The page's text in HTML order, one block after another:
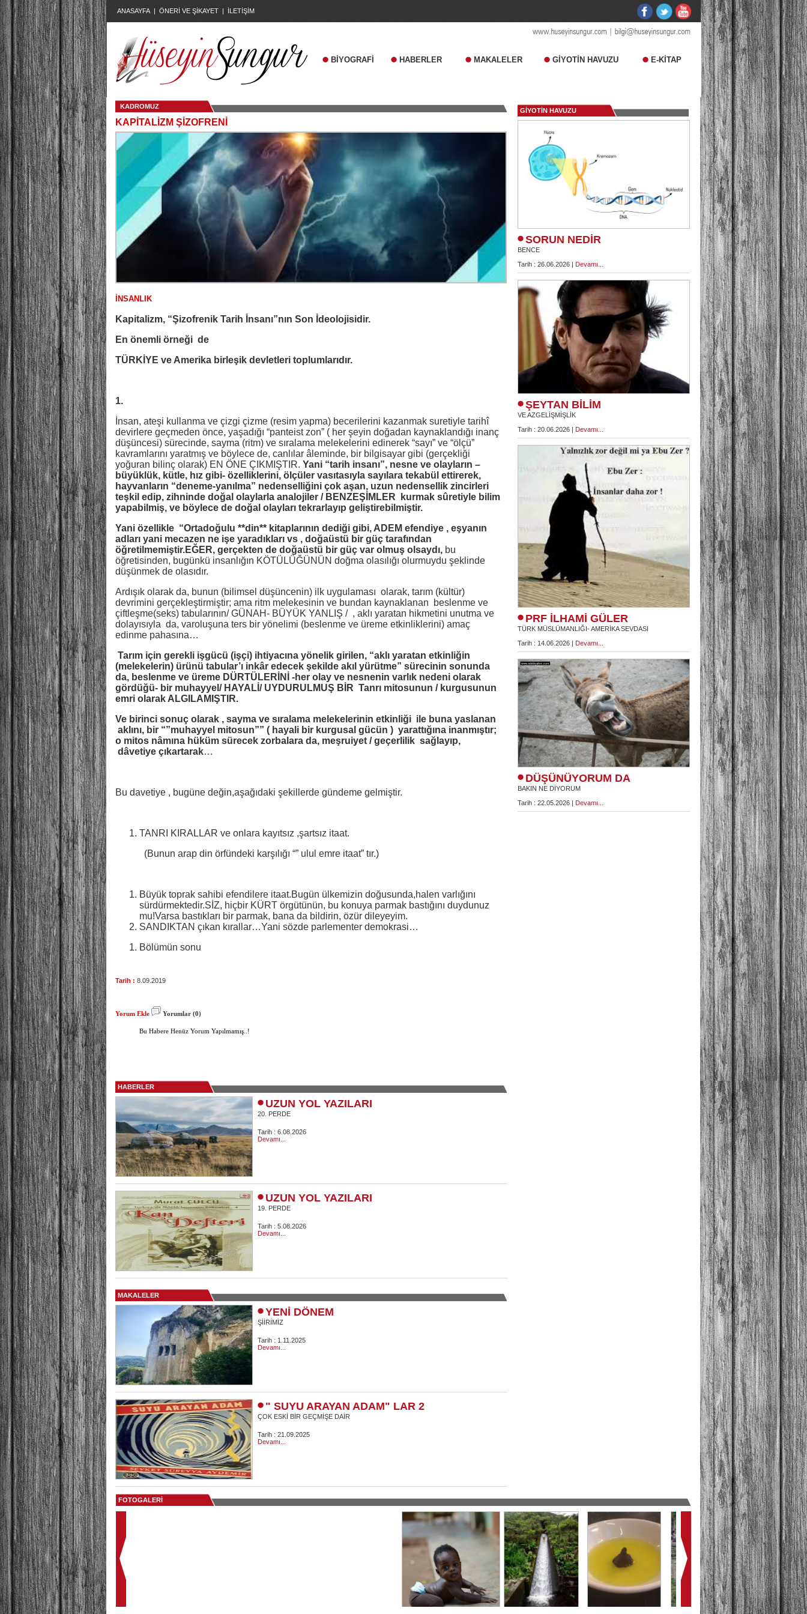
ANASAYFA | ÖNERİ VE ŞİKAYET | İLETİŞİM
BİYOGRAFİ HABERLER MAKALELER GİYOTİN HAVUZU E-KİTAP
KADROMUZ
KAPİTALİZM ŞİZOFRENİ
İNSANLIK
Kapitalizm, “Şizofrenik Tarih İnsanı”nın Son İdeolojisidir.
En önemli örneği de
TÜRKİYE ve Amerika birleşik devletleri toplumlarıdır.
1.
İnsan, ateşi kullanma ve çizgi çizme (resim yapma) becerilerini kazanmak suretiyle tarihî
devirlere geçmeden önce, yaşadığı “panteist zon” ( her şeyin doğadan kaynaklandığı inanç
düşüncesi) sürecinde, sayma (ritm) ve sıralama melekelerini edinerek “sayı” ve “ölçü”
kavramlarını yaratmış ve böylece de, canlılar âleminde, bir bilgisayar gibi (gerçekliği
yoğuran bilinç olarak) EN ÖNE ÇIKMIŞTIR. Yani “tarih insanı”, nesne ve olayların –
büyüklük, kütle, hız gibi- özelliklerini, ölçüler vasıtasıyla sayılara tekabül ettirerek,
hayvanların “deneme-yanılma” nedenselliğini çok aşan, uzun nedensellik zincirleri
teşkil edip, zihninde doğal olaylarla analojiler / BENZEŞİMLER kurmak sûretiyle bilim
yapabilmiş, ve böylece de doğal olayları tekrarlayıp geliştirebilmiştir.
Yani özellikle “Ortadoğulu **din** kitaplarının dediği gibi, ADEM efendiye , eşyanın
adları yani mecazen ne işe yaradıkları vs , doğaüstü bir güç tarafından
öğretilmemiştir.EĞER, gerçekten de doğaüstü bir güç var olmuş olsaydı, bu
öğretisinden, bugünkü insanlığın KÖTÜLÜĞÜNÜN doğma olasılığı olurmuydu şeklinde
düşünmek de olasıdır.
Ardışık olarak da, bunun (bilimsel düşüncenin) ilk uygulaması olarak, tarım (kültür)
devrimini gerçekleştirmiştir; ama ritm melekesinin ve bundan kaynaklanan beslenme ve
çiftleşme(seks) tabularının/ GÜNAH- BÜYÜK YANLIŞ / , aklı yaratan hikmetini unutma ve
dolayısıyla da, varoluşuna ters bir yönelimi (beslenme ve üreme etkinliklerini) amaç
edinme pahasına…
Tarım için gerekli işgücü (işçi) ihtiyacına yönelik girilen, “aklı yaratan etkinliğin
(melekelerin) ürünü tabular’ı inkâr edecek şekilde akıl yürütme” sürecinin sonunda
da, beslenme ve üreme DÜRTÜLERİNİ -her olay ve nesnenin varlık nedeni olarak
gördüğü- bir muhayyel/ HAYALİ/ UYDURULMUŞ BİR Tanrı mitosunun / kurgusunun
emri olarak ALGILAMIŞTIR.
Ve birinci sonuç olarak , sayma ve sıralama melekelerinin etkinliği ile buna yaslanan
aklını, bir “”muhayyel mitosun”” ( hayali bir kurgusal gücün ) yarattığına inanmıştır;
o mitos nâmına hüküm sürecek zorbalara da, meşruiyet / geçerlilik sağlayıp,
dâvetiye çıkartarak…
Bu davetiye , bugüne değin,aşağıdaki şekillerde gündeme gelmiştir.
TANRI KIRALLAR ve onlara kayıtsız ,şartsız itaat.
(Bunun arap din örfündeki karşılığı “” ulul emre itaat” tır.)
Büyük toprak sahibi efendilere itaat.Bugün ülkemizin doğusunda,halen varlığını
sürdürmektedir.SİZ, hiçbir KÜRT örgütünün, bu konuya parmak bastığını duydunuz
mu!Varsa bastıkları bir parmak, bana da bildirin, özür dileyeyim.
SANDIKTAN çıkan kırallar…Yani sözde parlementer demokrasi…
Bölümün sonu
Tarih : 8.09.2019
Yorum Ekle Yorumlar (0)
Bu Habere Henüz Yorum Yapılmamış..!
HABERLER
UZUN YOL YAZILARI
20. PERDE
Tarih : 6.08.2026
Devamı...
UZUN YOL YAZILARI
19. PERDE
Tarih : 5.08.2026
Devamı...
MAKALELER
YENİ DÖNEM
ŞİİRİMİZ
Tarih : 1.11.2025
Devamı...
" SUYU ARAYAN ADAM" LAR 2
ÇOK ESKİ BİR GEÇMİŞE DAİR
Tarih : 21.09.2025
Devamı...
GİYOTİN HAVUZU
SORUN NEDİR
BENCE
Tarih : 26.06.2026 | Devamı...
ŞEYTAN BİLİM
VE AZGELİŞMİŞLİK
Tarih : 20.06.2026 | Devamı...
PRF İLHAMİ GÜLER
TÜRK MÜSLÜMANLIĞI- AMERİKA SEVDASI
Tarih : 14.06.2026 | Devamı...
DÜŞÜNÜYORUM DA
BAKIN NE DİYORUM
Tarih : 22.05.2026 | Devamı...
FOTOGALERİ